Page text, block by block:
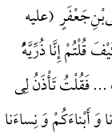
(علیه
قُلْتُمْ إِنَّا ذُرِّیَّهًُْ
... فَقُلْتُ تَأْذَنُ لِی
وَ نِساءَنا